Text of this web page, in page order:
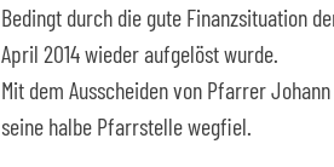
Bedingt durch die gute Finanzsituation
April 2014 wieder aufgelöst wurde.
Mit dem Ausscheiden von Pfarrer
seine halbe Pfarrstelle wegfiel.